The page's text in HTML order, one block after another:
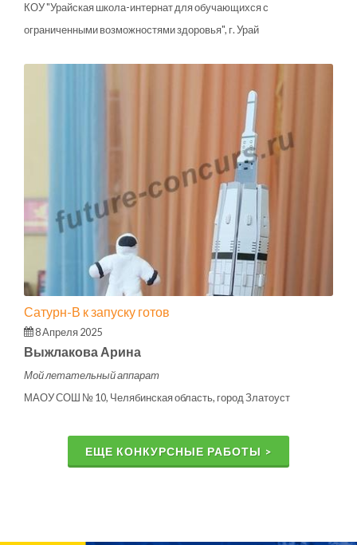
КОУ "Урайская школа-интернат для обучающихся с
ограниченными возможностями здоровья", г. Урай
Сатурн-В к запуску готов
8 Апреля 2025
Выжлакова Арина
Мой летательный аппарат
МАОУ СОШ № 10, Челябинская область, город Златоуст
ЕЩЕ КОНКУРСНЫЕ РАБОТЫ >